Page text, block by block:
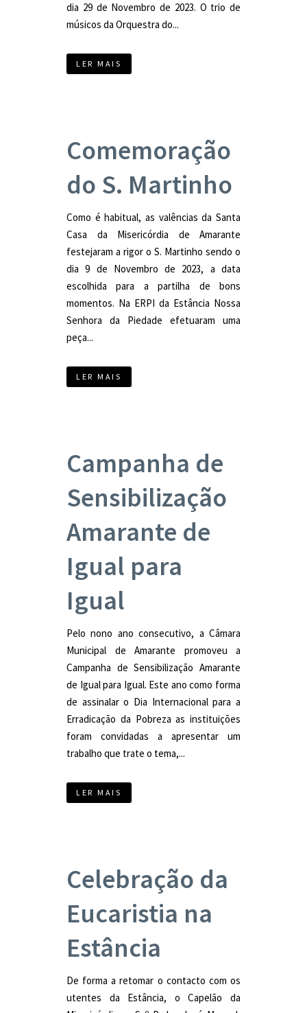
dia 29 de Novembro de 2023. O trio de
músicos da Orquestra do...
LER MAIS
Comemoração
do S. Martinho
Como é habitual, as valências da Santa
Casa da Misericórdia de Amarante
festejaram a rigor o S. Martinho sendo o
dia 9 de Novembro de 2023, a data
escolhida para a partilha de bons
momentos. Na ERPI da Estância Nossa
Senhora da Piedade efetuaram uma
peça...
LER MAIS
Campanha de
Sensibilização
Amarante de
Igual para
Igual
Pelo nono ano consecutivo, a Câmara
Municipal de Amarante promoveu a
Campanha de Sensibilização Amarante
de Igual para Igual. Este ano como forma
de assinalar o Dia Internacional para a
Erradicação da Pobreza as instituições
foram convidadas a apresentar um
trabalho que trate o tema,...
LER MAIS
Celebração da
Eucaristia na
Estância
De forma a retomar o contacto com os
utentes da Estância, o Capelão da